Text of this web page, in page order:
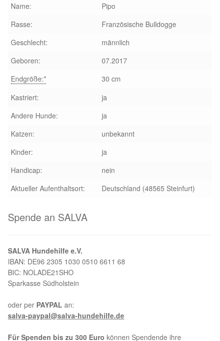
Glückliche Fellnasen
Happy End Stories
Regenbogenbrücke
Aktuelles
Reiseberichte
Unsere Partnertierheime
Partnertierheim La Linea in Spanien
Updates „Hilfe La Linea“
Partnertierheim in Bulgarien
Partnertierheim in Polen
Name:
Pipo
Rasse:
Französische Bulldogge
Geschlecht:
männlich
Geboren:
07.2017
Endgröße:*
30 cm
Kastriert:
ja
Andere Hunde:
ja
Katzen:
unbekannt
Kinder:
ja
Handicap:
nein
Aktueller Aufenthaltsort:
Deutschland (48565 Steinfurt)
Spende an SALVA
SALVA Hundehilfe e.V.
IBAN: DE96 2305 1030 0510 6611 68
BIC: NOLADE21SHO
Sparkasse Südholstein
oder per PAYPAL an:
salva-paypal@salva-hundehilfe.de
Für Spenden bis zu 300 Euro können Spendende ihre